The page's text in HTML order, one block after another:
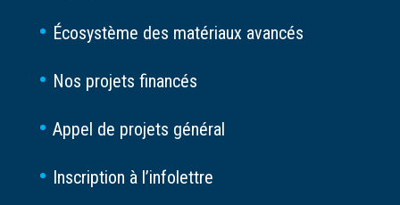
Écosystème des matériaux avancés
Nos projets financés
Appel de projets général
Inscription à l’infolettre